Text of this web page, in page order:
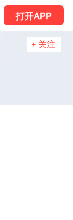
打开APP
+ 关注